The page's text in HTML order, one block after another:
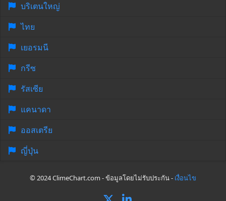
บริเตนใหญ่
ไทย
เยอรมนี
กรีซ
รัสเซีย
แคนาดา
ออสเตรีย
ญี่ปุ่น
© 2024 ClimeChart.com - ข้อมูลโดยไม่รับประกัน - เงื่อนไข